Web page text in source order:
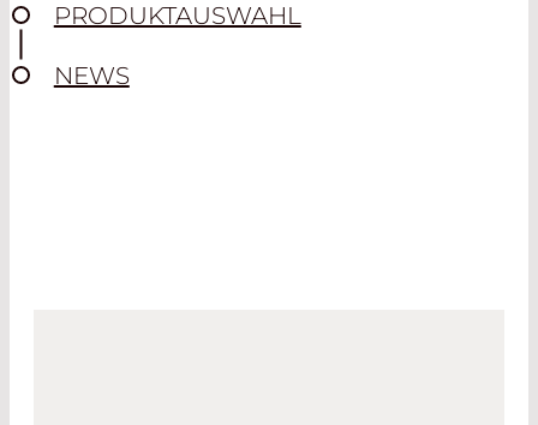
PRODUKTAUSWAHL
NEWS